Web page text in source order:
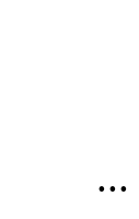
...